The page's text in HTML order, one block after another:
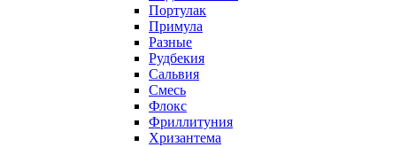
Портулак
Примула
Разные
Рудбекия
Сальвия
Смесь
Флокс
Фриллитуния
Хризантема